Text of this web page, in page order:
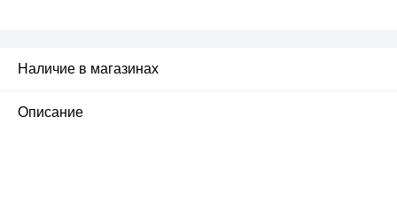
Наличие в магазинах
Описание